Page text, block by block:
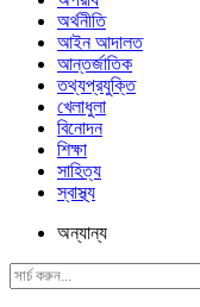
অর্থনীতি
আইন আদালত
আন্তর্জাতিক
তথ্যপ্রযুক্তি
খেলাধুলা
বিনোদন
শিক্ষা
সাহিত্য
স্বাস্থ্য
অন্যান্য